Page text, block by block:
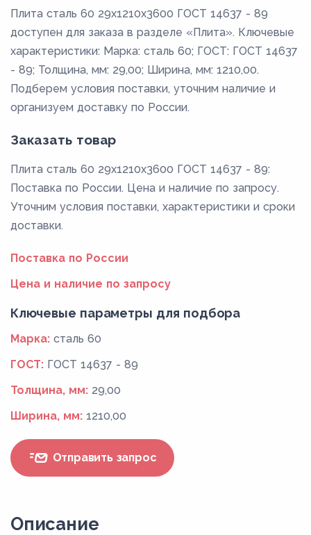
Плита сталь 60 29x1210x3600 ГОСТ 14637 - 89
доступен для заказа в разделе «Плита». Ключевые
характеристики: Марка: сталь 60; ГОСТ: ГОСТ 14637
- 89; Толщина, мм: 29,00; Ширина, мм: 1210,00.
Подберем условия поставки, уточним наличие и
организуем доставку по России.
Заказать товар
Плита сталь 60 29x1210x3600 ГОСТ 14637 - 89:
Поставка по России. Цена и наличие по запросу.
Уточним условия поставки, характеристики и сроки
доставки.
Поставка по России
Цена и наличие по запросу
Ключевые параметры для подбора
Марка: сталь 60
ГОСТ: ГОСТ 14637 - 89
Толщина, мм: 29,00
Ширина, мм: 1210,00
Отправить запрос
Описание